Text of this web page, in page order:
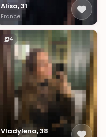
Alisa, 31
France
4
Vladylena, 38